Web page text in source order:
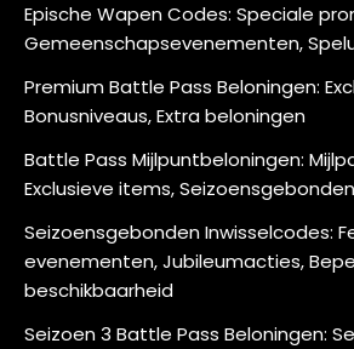
Epische Wapen Codes: Speciale
Gemeenschapsevenementen,
Premium Battle Pass Beloningen:
Bonusniveaus, Extra beloningen
Battle Pass Mijlpuntbeloningen:
Exclusieve items,
Seizoensgebonden Inwisselcodes:
evenementen, Jubileumacties,
beschikbaarheid
Seizoen 3 Battle Pass Beloningen: